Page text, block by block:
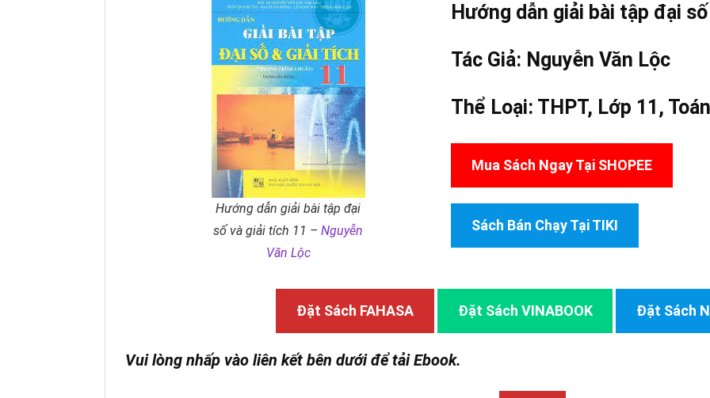
Hướng dẫn giải bài tập đại
số và giải tích 11 –Nguyễn
Văn Lộc
Hướng dẫn giải bài tập đại
Tác Giả: Nguyễn Văn Lộc
Thể Loại: THPT, Lớp 11 , Toán
Mua Sách Ngay Tại SHOPEE
Sách Bán Chạy Tại TIKI
Đặt Sách FAHASA Đặt Sách VINABOOK Đặt Sách
Vui lòng nhấp vào liên kết bên dưới để tải Ebook.